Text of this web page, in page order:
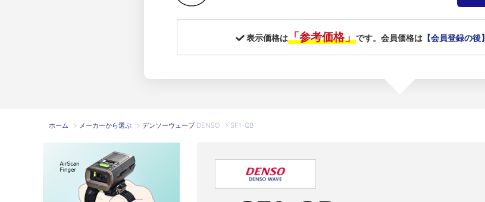
表示価格は「参考価格」です。会員価格は【会員登録の後】
ホーム > メーカーから選ぶ > デンソーウェーブ DENSO > SF1-QB